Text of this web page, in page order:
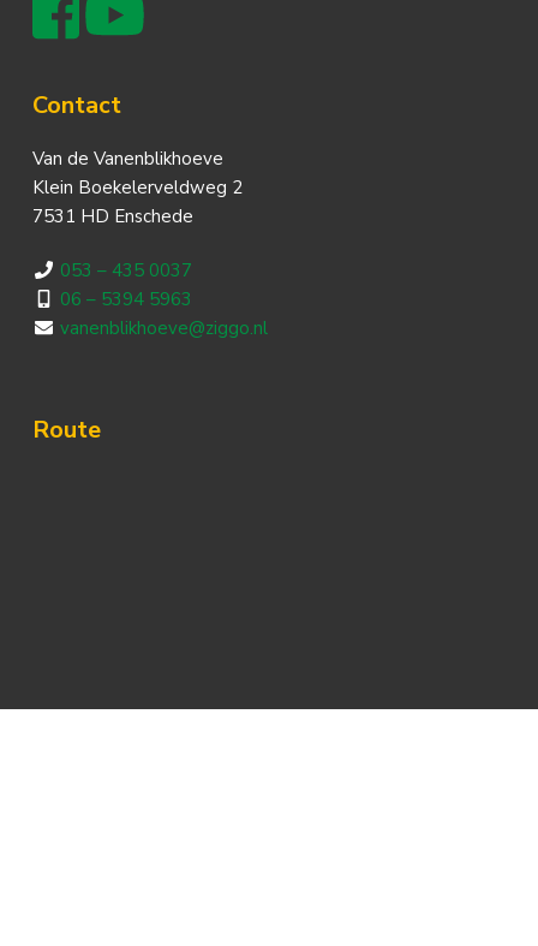
Contact
Van de Vanenblikhoeve
Klein Boekelerveldweg 2
7531 HD Enschede
053 – 435 0037
06 – 5394 5963
vanenblikhoeve@ziggo.nl
Route